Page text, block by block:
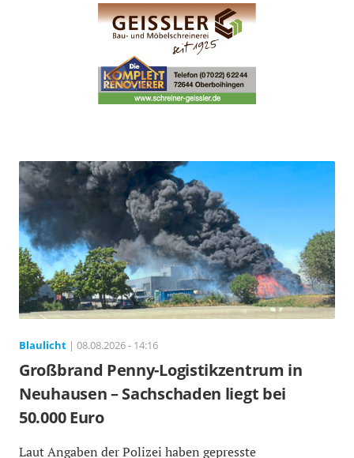
Blaulicht | 08.08.2026 - 14:16
Großbrand Penny-Logistikzentrum in
Neuhausen – Sachschaden liegt bei
50.000 Euro
Laut Angaben der Polizei haben gepresste